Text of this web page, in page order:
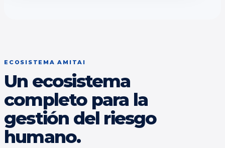
ECOSISTEMA AMITAI
Un ecosistema
completo para la
gestión del riesgo
humano.